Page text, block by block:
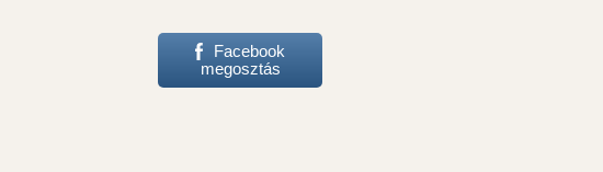
Facebook
megosztás